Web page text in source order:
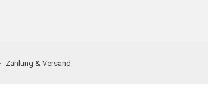
Zahlung & Versand